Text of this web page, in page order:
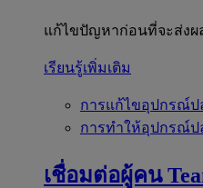
แก้ไขปัญหาก่อนที่จะส่งผ
เรียนรู้เพิ่มเติม
การแก้ไขอุปกรณ์ป
การทำให้อุปกรณ์ป
เชื่อมต่อผู้คน